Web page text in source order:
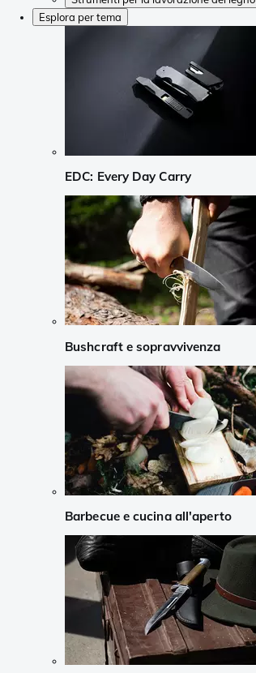
Esplora per tema
EDC: Every Day Carry
Bushcraft e sopravvivenza
Barbecue e cucina all'aperto